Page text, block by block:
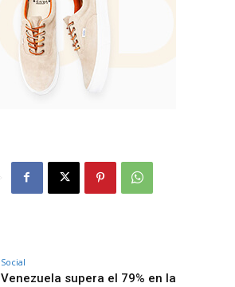
Social
Venezuela supera el 79% en la